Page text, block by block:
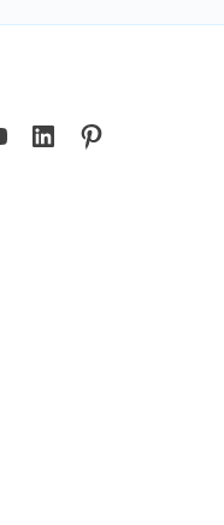
LinkedIn
Pinterest